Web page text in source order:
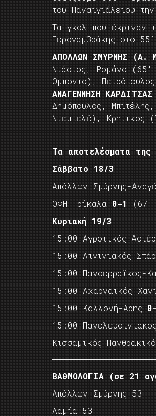
του Παναιγιάλειου
Τα γκολ που έκριναν
Περογαμβράκης στο
ΑΠΟΛΛΩΝ ΣΜΥΡΝΗΣ (Α.
Ντάσιος, Ρομάνο
Ομπόντο),
ΑΝΑΓΕΝΝΗΣΗ
Δημόπουλος,
Ντεμπελέ), Κρητικός
Τα αποτελέσματα της
Σάββατο 18/3
Απόλλων Σμύρνης-
ΟΦΗ-Τρίκαλα 0-1
(67′
Κυριακή 19/3
15:00 Αγροτικός
15:00 Αιγινιακός-
15:00 Πανσερραϊκός-
15:00 Αχαρναϊκός-
15:00 Καλλονή-Αρης
15:00
Κισσαμικός-
ΒΑΘΜΟΛΟΓΙΑ (σε 21
Απόλλων Σμύρνης 53
Λαμία 53